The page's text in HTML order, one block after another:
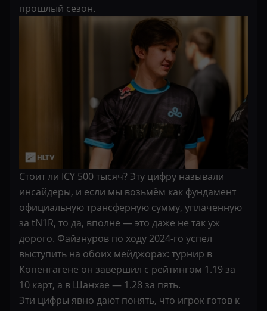
прошлый сезон.
Стоит ли ICY 500 тысяч? Эту цифру называли
инсайдеры, и если мы возьмём как фундамент
официальную трансферную сумму, уплаченную
за tN1R, то да, вполне — это даже не так уж
дорого. Файзнуров по ходу 2024-го успел
выступить на обоих мейджорах: турнир в
Копенгагене он завершил с рейтингом 1.19 за
10 карт, а в Шанхае — 1.28 за пять.
Эти цифры явно дают понять, что игрок готов к